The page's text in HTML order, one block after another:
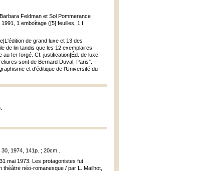
Feldman et Sol Pommerance ;
1991, 1 emboîtage ([5] feuilles, 1 f.
de grand luxe et 13 des
de lin tandis que les 12 exemplaires
fer forgé. Cf. justification|Éd. de luxe
sont de Bernard Duval, Paris". -
et d'éditique de l'Université du
1974, 141p. ; 20cm..
mai 1973. Les protagonistes fut
néo-romanesque / par L. Mailhot,